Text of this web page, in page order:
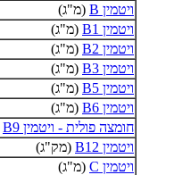
ויטמין B
(מ"ג)
ויטמין B1
(מ"ג)
ויטמין B2
(מ"ג)
ויטמין B3
(מ"ג)
ויטמין B5
(מ"ג)
ויטמין B6
(מ"ג)
חומצה פולית - ויטמין B9
ויטמין B12
(מק"ג)
ויטמין C
(מ"ג)